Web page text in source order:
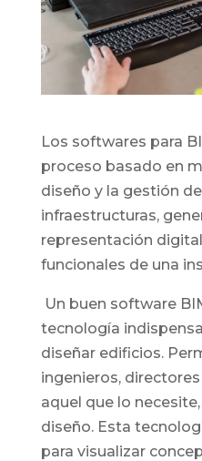
Los softwares para
proceso basado en
diseño y la gestión
infraestructuras,
representación
funcionales de una
Un buen software
tecnología
diseñar edificios.
ingenieros,
aquel que lo
diseño. Esta
para visualizar